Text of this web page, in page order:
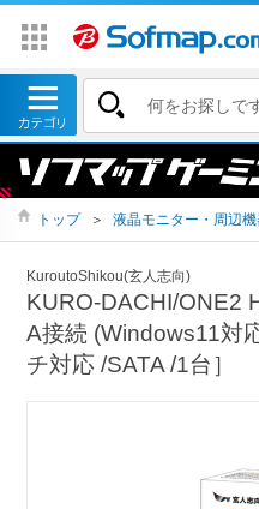
トップ ＞ 液晶モニター・周辺機
KuroutoShikou(玄人志向)
KURO-DACHI/ONE2
A接続 (Windows11対
チ対応 /SATA /1台］